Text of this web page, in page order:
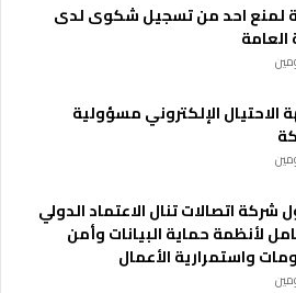
لمنع احد من تسجيل شكوى لدى
العامة
الاحتيال الإلكتروني مسؤولية
شركة اتصالات تنال الاعتماد الدولي
لأنظمة حماية البيانات وأمن
واستمرارية الأعمال